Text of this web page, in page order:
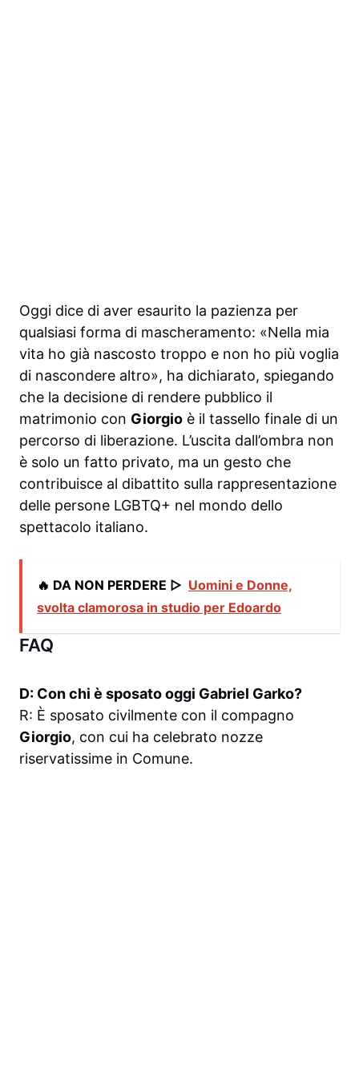
Oggi dice di aver esaurito la pazienza per
qualsiasi forma di mascheramento: «Nella mia
vita ho già nascosto troppo e non ho più voglia
di nascondere altro», ha dichiarato, spiegando
che la decisione di rendere pubblico il
matrimonio con Giorgio è il tassello finale di un
percorso di liberazione. L’uscita dall’ombra non
è solo un fatto privato, ma un gesto che
contribuisce al dibattito sulla rappresentazione
delle persone LGBTQ+ nel mondo dello
spettacolo italiano.
🔥 DA NON PERDERE ▷ Uomini e Donne,
svolta clamorosa in studio per Edoardo
FAQ
D: Con chi è sposato oggi Gabriel Garko?
R: È sposato civilmente con il compagno
Giorgio, con cui ha celebrato nozze
riservatissime in Comune.